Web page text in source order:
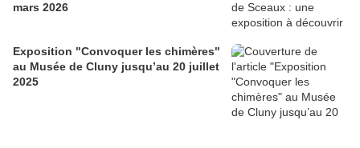
mars 2026
Exposition "Convoquer les chimères"
au Musée de Cluny jusqu’au 20 juillet
2025